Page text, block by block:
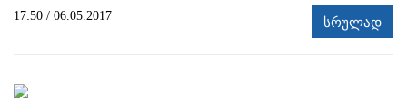
17:50 / 06.05.2017 სრულად